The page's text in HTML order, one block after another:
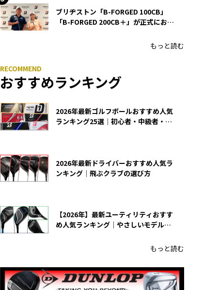
ブリヂストン「B-FORGED 100CB」
「B-FORGED 200CB＋」が正式にお披
もっと読む
おすすめランキング
2026年最新ゴルフボールおすすめ人気
ランキング25選｜初心者・中級者・上
2026年最新ドライバーおすすめ人気ラ
ンキング｜飛ぶクラブの選び方
【2026年】最新ユーティリティおすす
め人気ランキング｜やさしいモデルの
もっと読む